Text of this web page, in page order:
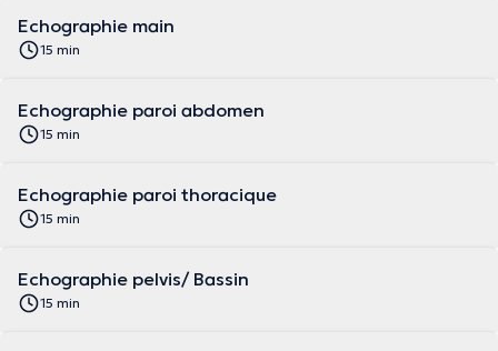
Echographie main
15 min
Echographie paroi abdomen
15 min
Echographie paroi thoracique
15 min
Echographie pelvis/ Bassin
15 min